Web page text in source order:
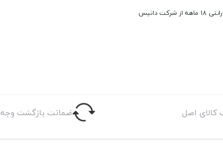
ماهه از شرکت داتیس
کالای اصل ضمانت بازگشت وجه